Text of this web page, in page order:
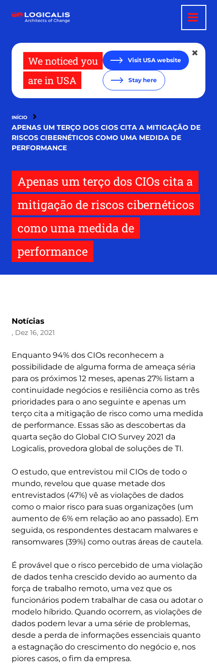
para
We noticed you
are in USA
Visit USA website
Stay here
INÍCIO
APENAS UM TERÇO DOS CIOS CITA A MITIGAÇÃO DE
RISCOS CIBERNÉTICOS COMO UMA MEDIDA DE
PERFORMANCE
Apenas um terço dos CIOs cita a
mitigação de riscos cibernéticos
como uma medida de
performance
Notícias
, Dez 16, 2021
Enquanto 94% dos CIOs reconhecem a
possibilidade de alguma forma de ameaça séria
para os próximos 12 meses, apenas 27% listam a
continuidade negócios e resiliência como as três
prioridades para o ano seguinte e apenas um
terço cita a mitigação de risco como uma medida
de performance. Essas são as descobertas da
quarta seção do Global CIO Survey 2021 da
Logicalis, provedora global de soluções de TI.
O estudo, que entrevistou mil CIOs de todo o
mundo, revelou que quase metade dos
entrevistados (47%) vê as violações de dados
como o maior risco para suas organizações (um
aumento de 6% em relação ao ano passado). Em
seguida, os respondentes destacam malwares e
ransomwares (39%) como outras áreas de cautela.
É provável que o risco percebido de uma violação
de dados tenha crescido devido ao aumento da
força de trabalho remoto, uma vez que os
funcionários podem trabalhar de casa ou adotar o
modelo híbrido. Quando ocorrem, as violações de
dados podem levar a uma série de problemas,
desde a perda de informações essenciais quanto
a estagnação do crescimento do negócio e, nos
piores casos, o fim da empresa.